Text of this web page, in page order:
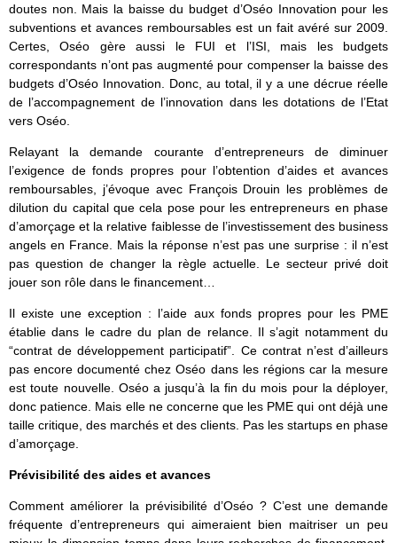
doutes non. Mais la baisse du budget d’Oséo Innovation pour les
subventions et avances remboursables est un fait avéré sur 2009.
Certes, Oséo gère aussi le FUI et l’ISI, mais les budgets
correspondants n’ont pas augmenté pour compenser la baisse des
budgets d’Oséo Innovation. Donc, au total, il y a une décrue réelle
de l’accompagnement de l’innovation dans les dotations de l’Etat
vers Oséo.
Relayant la demande courante d’entrepreneurs de diminuer
l’exigence de fonds propres pour l’obtention d’aides et avances
remboursables, j’évoque avec François Drouin les problèmes de
dilution du capital que cela pose pour les entrepreneurs en phase
d’amorçage et la relative faiblesse de l’investissement des business
angels en France. Mais la réponse n’est pas une surprise : il n’est
pas question de changer la règle actuelle. Le secteur privé doit
jouer son rôle dans le financement…
Il existe une exception : l’aide aux fonds propres pour les PME
établie dans le cadre du plan de relance. Il s’agit notamment du
“contrat de développement participatif”. Ce contrat n’est d’ailleurs
pas encore documenté chez Oséo dans les régions car la mesure
est toute nouvelle. Oséo a jusqu’à la fin du mois pour la déployer,
donc patience. Mais elle ne concerne que les PME qui ont déjà une
taille critique, des marchés et des clients. Pas les startups en phase
d’amorçage.
Prévisibilité des aides et avances
Comment améliorer la prévisibilité d’Oséo ? C’est une demande
fréquente d’entrepreneurs qui aimeraient bien maitriser un peu